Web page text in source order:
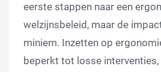
eerste stappen naar een
welzijnsbeleid, maar de
miniem. Inzetten op
beperkt tot losse interventies,